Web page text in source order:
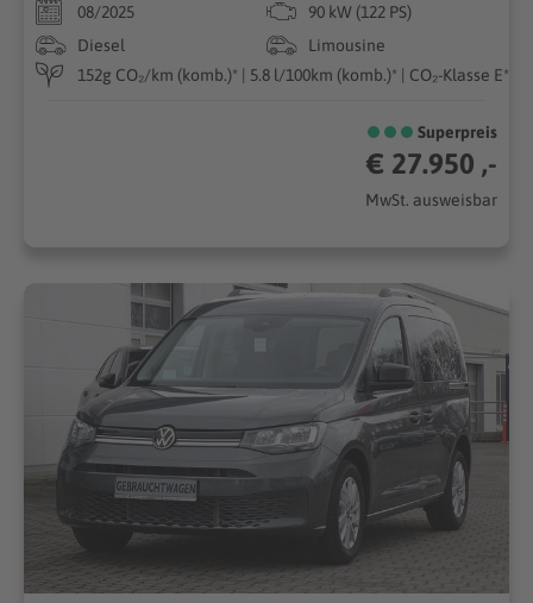
08/2025
90 kW (122 PS)
Diesel
Limousine
152g CO₂/km (komb.)* | 5.8 l/100km (komb.)* | CO₂-Klasse E*
Superpreis
€ 27.950 ,-
MwSt. ausweisbar